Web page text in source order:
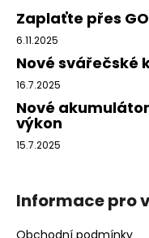
Zaplaťte přes
6.11.2025
Nové svářečské
16.7.2025
Nové
výkon
15.7.2025
Informace pro